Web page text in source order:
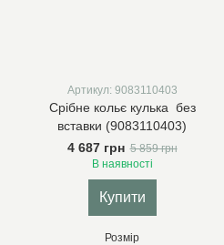
Артикул: 9083110403
Срібне кольє кулька без
вставки (9083110403)
4 687 грн 5 859 грн
В наявності
Купити
Розмір